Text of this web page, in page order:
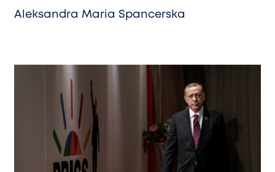
Aleksandra Maria Spancerska